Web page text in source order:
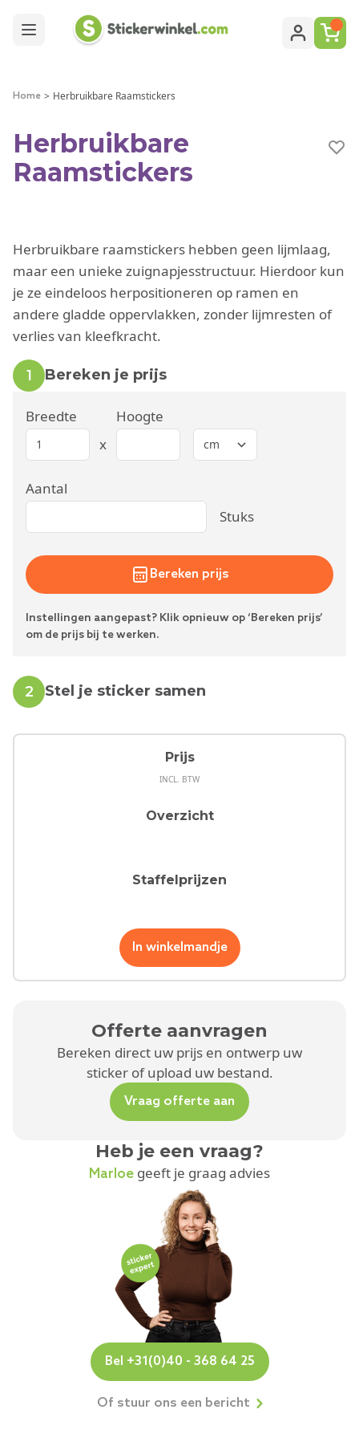
Home > Herbruikbare Raamstickers
Herbruikbare
Raamstickers
Herbruikbare raamstickers hebben geen lijmlaag,
maar een unieke zuignapjesstructuur. Hierdoor kun
je ze eindeloos herpositioneren op ramen en
andere gladde oppervlakken, zonder lijmresten of
verlies van kleefkracht.
1 Bereken je prijs
Breedte
x
Hoogte
Aantal
Stuks
Bereken prijs
Instellingen aangepast? Klik opnieuw op ‘Bereken prijs’
om de prijs bij te werken.
2 Stel je sticker samen
Prijs
INCL. BTW
Overzicht
Staffelprijzen
In winkelmandje
Offerte aanvragen
Bereken direct uw prijs en ontwerp uw
sticker of upload uw bestand.
Vraag offerte aan
Heb je een vraag?
Marloe geeft je graag advies
Bel +31(0)40 - 368 64 25
Of stuur ons een bericht